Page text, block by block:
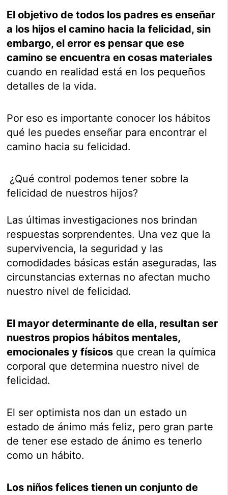
El objetivo de todos los padres es enseñar
a los hijos el camino hacia la felicidad, sin
embargo, el error es pensar que ese
camino se encuentra en cosas materiales
cuando en realidad está en los pequeños
detalles de la vida.
Por eso es importante conocer los hábitos
qué les puedes enseñar para encontrar el
camino hacia su felicidad.
¿Qué control podemos tener sobre la
felicidad de nuestros hijos?
Las últimas investigaciones nos brindan
respuestas sorprendentes. Una vez que la
supervivencia, la seguridad y las
comodidades básicas están aseguradas, las
circunstancias externas no afectan mucho
nuestro nivel de felicidad.
El mayor determinante de ella, resultan ser
nuestros propios hábitos mentales,
emocionales y físicos que crean la química
corporal que determina nuestro nivel de
felicidad.
El ser optimista nos dan un estado un
estado de ánimo más feliz, pero gran parte
de tener ese estado de ánimo es tenerlo
como un hábito.
Los niños felices tienen un conjunto de